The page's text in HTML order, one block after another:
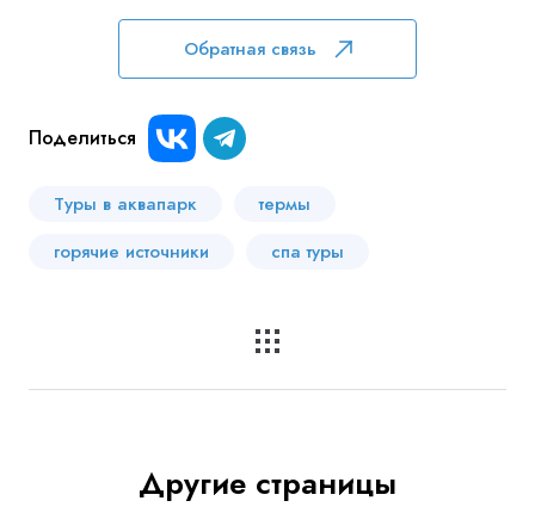
Обратная связь
Поделиться
Туры в аквапарк
термы
горячие источники
спа туры
Другие страницы